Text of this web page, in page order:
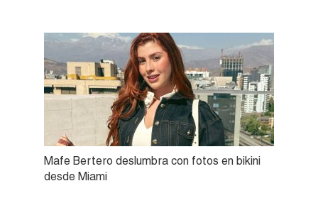
Mafe Bertero deslumbra con fotos en bikini
desde Miami